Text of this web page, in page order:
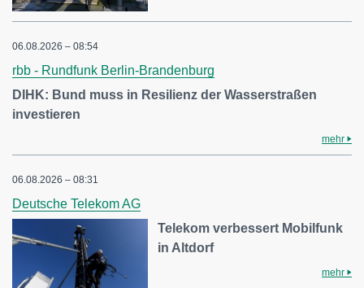
06.08.2026 – 08:54
rbb - Rundfunk Berlin-Brandenburg
DIHK: Bund muss in Resilienz der Wasserstraßen
investieren
mehr
06.08.2026 – 08:31
Deutsche Telekom AG
Telekom verbessert Mobilfunk
in Altdorf
mehr